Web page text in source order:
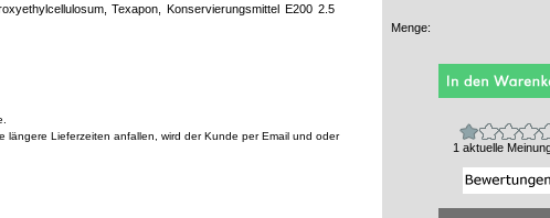
Texapon, Konservierungsmittel E200 2.5
längere Lieferzeiten anfallen, wird der Kunde per Email und oder
Menge:
1 aktuelle